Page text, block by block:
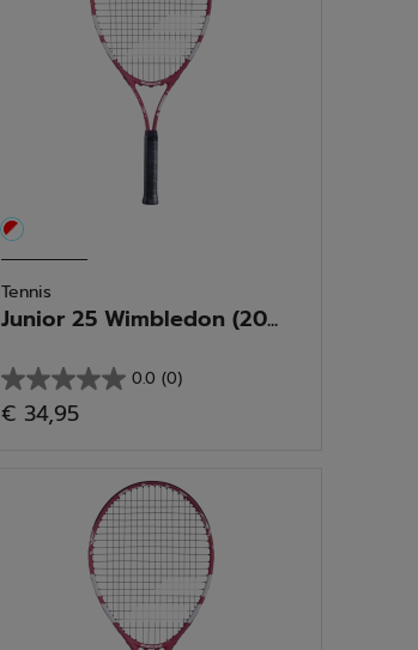
Tennis
Junior 25 Wimbledon (20...
0.0 (0)
0.0
von
€ 34,95